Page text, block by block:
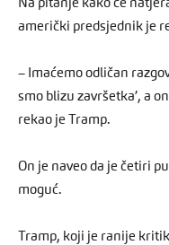
Na pitanje kako će
američki predsjednik je
– Imaćemo odličan
smo blizu završetka’, a
rekao je Tramp.
On je naveo da je četiri
moguć.
Tramp, koji je ranije